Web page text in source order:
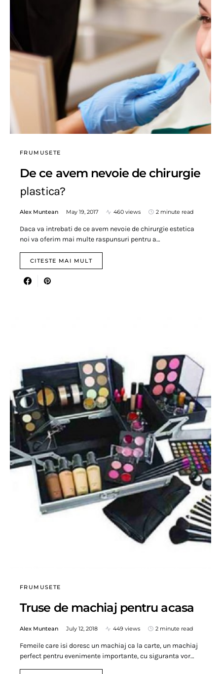
FRUMUSETE
De ce avem nevoie de chirurgie
plastica?
Alex Muntean May 19, 2017 460 views 2 minute read
Daca va intrebati de ce avem nevoie de chirurgie estetica
noi va oferim mai multe raspunsuri pentru a…
CITESTE MAI MULT
FRUMUSETE
Truse de machiaj pentru acasa
Alex Muntean July 12, 2018 449 views 2 minute read
Femeile care isi doresc un machiaj ca la carte, un machiaj
perfect pentru evenimente importante, cu siguranta vor…